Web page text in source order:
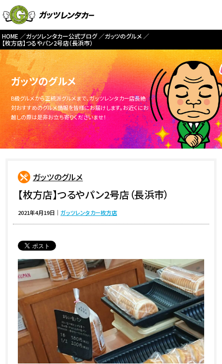
HOME ガッツレンタカー公式ブログ
ガッツのグルメ
【枚方店】つるやパン2号店（長浜市）
ガッツのグルメ
B級グルメから正統派グルメまで、ガッツレンタカー店長絶
対おすすめのグルメ情報を皆様にお届けします。お近くにお
越しの際は是非お立ち寄りくださいませ！
ガッツのグルメ
【枚方店】つるやパン2号店（長浜市）
2021年4月19日 ｜ガッツレンタカー枚方店